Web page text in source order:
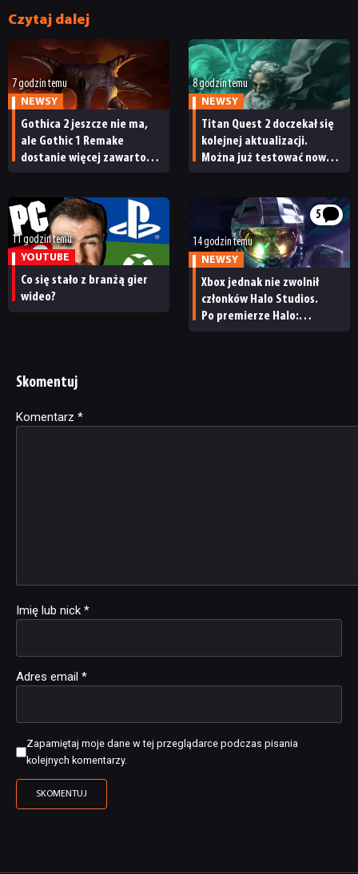
Czytaj dalej
7 godzin temu
NEWSY
Gothica 2 jeszcze nie ma,
ale Gothic 1 Remake
dostanie więcej zawartości.
8 godzin temu
NEWSY
Titan Quest 2 doczekał się
kolejnej aktualizacji.
Można już testować nową
11 godzin temu
YOUTUBE
Co się stało z branżą gier
wideo?
5
14 godzin temu
NEWSY
Xbox jednak nie zwolnił
członków Halo Studios.
Po premierze Halo:
Skomentuj
Komentarz *
Imię lub nick *
Adres email *
Zapamiętaj moje dane w tej przeglądarce podczas pisania
kolejnych komentarzy.
Alternative: